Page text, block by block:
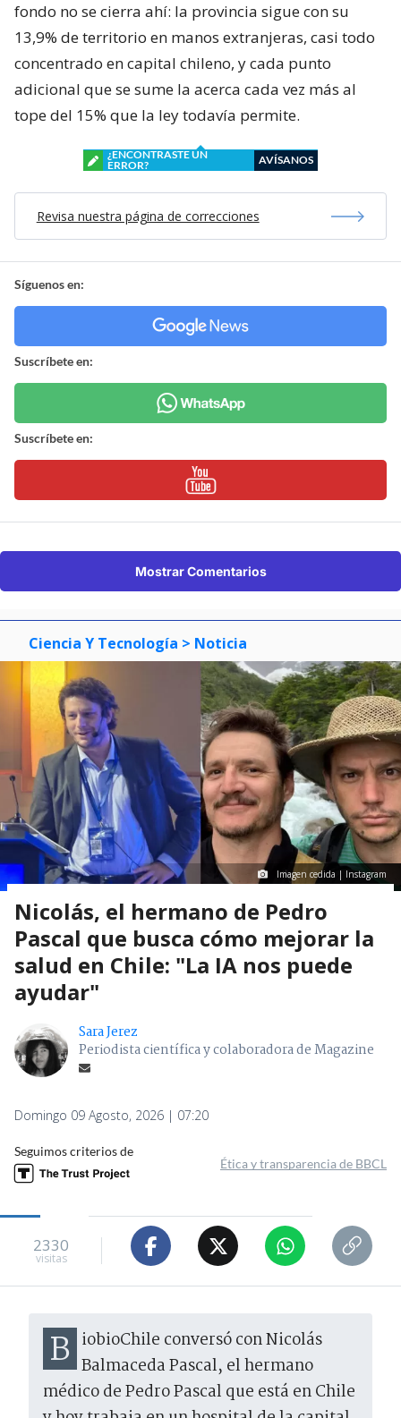
fondo no se cierra ahí: la provincia sigue con su
13,9% de territorio en manos extranjeras, casi todo
concentrado en capital chileno, y cada punto
adicional que se sume la acerca cada vez más al
tope del 15% que la ley todavía permite.
¿ENCONTRASTE UN
ERROR?
AVÍSANOS
Revisa nuestra página de correcciones
Síguenos en:
Suscríbete en:
Suscríbete en:
Mostrar Comentarios
Ciencia Y Tecnología > Noticia
Imagen cedida | Instagram
Nicolás, el hermano de Pedro
Pascal que busca cómo mejorar la
salud en Chile: "La IA nos puede
ayudar"
Sara Jerez
Periodista científica y colaboradora de Magazine
Domingo 09 Agosto, 2026 | 07:20
Seguimos criterios de
Ética y transparencia de BBCL
2330
visitas
BiobioChile conversó con Nicolás Balmaceda Pascal, el hermano
médico de Pedro Pascal que está en Chile